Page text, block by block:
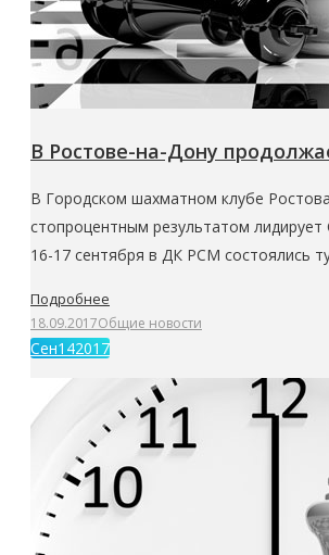
В Ростове-на-Дону
В Городском шахматном клубе
стопроцентным результатом
16-17 сентября в ДК РСМ состоялись
Подробнее
18.09.2017Общие новости
Сен142017